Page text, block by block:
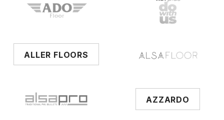
ALLER FLOORS
AZZARDO